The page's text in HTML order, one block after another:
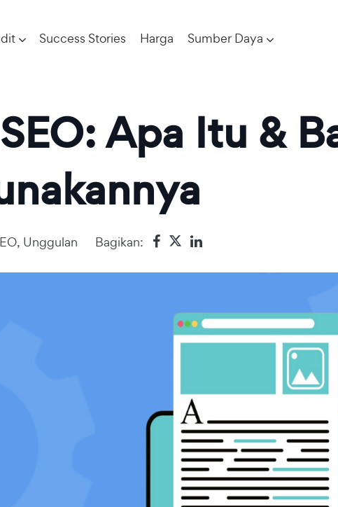
Success Stories Harga Sumber Daya
Apa Itu &
, Unggulan Bagikan: